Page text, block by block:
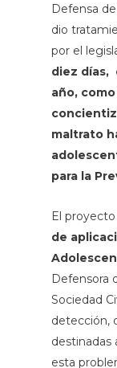
Defensa
dio
por el
diez días,
año,
maltrato
para la
El
de
Defensora
Sociedad
detección,
destinadas
esta